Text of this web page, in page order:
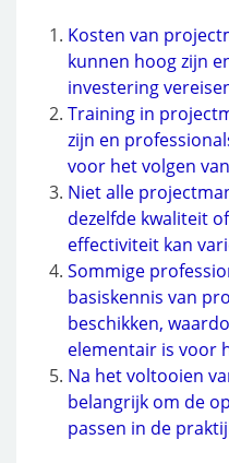
Kosten van
kunnen hoog zijn
investering
Training in
zijn en
voor het volgen
Niet alle
dezelfde kwaliteit
effectiviteit kan
Sommige
basiskennis van
beschikken,
elementair is voor
Na het voltooien
belangrijk om de
passen in de